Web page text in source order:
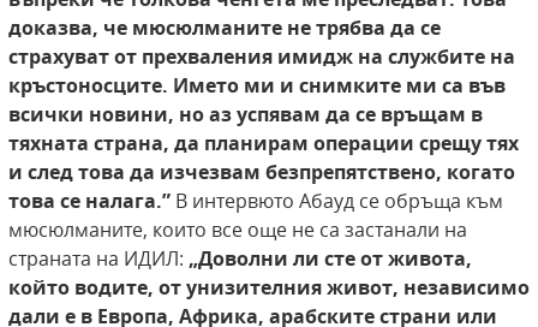
доказва, че мюсюлманите не трябва да се
страхуват от прехваления имидж на службите на
кръстоносците. Името ми и снимките ми са във
всички новини, ноаз успявам да се връщам в
тяхната страна, да планирам операции срещу тях
и след това да изчезвам безпрепятствено, когато
това се налага.” В интервюто Абауд се обръща към
мюсюлманите, които все още не са застанали на
страната на ИДИЛ: „Доволни ли сте от живота,
който водите, от унизителния живот, независимо
дали е в Европа, Африка, арабските страни или